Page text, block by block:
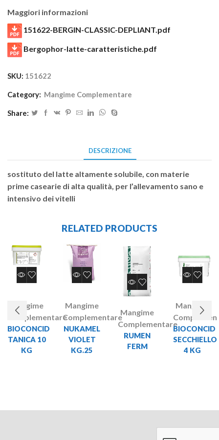
Maggiori informazioni
151622-BERGIN-CLASSIC-DEPLIANT.pdf
Bergophor-latte-caratteristiche.pdf
SKU: 151622
Category: Mangime Complementare
Share:
DESCRIZIONE
sostituto del latte altamente solubile, con materie
prime casearie di alta qualità, per l’allevamento sano e
intensivo dei vitelli
RELATED PRODUCTS
Mangime
Complementare
BIOCONCID
TANICA 10
KG
Mangime
Complementare
NUKAMEL
VIOLET
KG.25
Mangime
Complementare
RUMEN
FERM
Mangime
BIOCONCID
SECCHIELLO
4 KG